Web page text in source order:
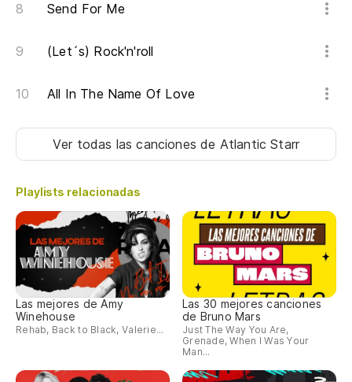
Send For Me
(Let´s) Rock'n'roll
All In The Name Of Love
Ver todas las cancionesde Atlantic Starr
Playlists relacionadas
Las mejores de Amy
Winehouse
Rehab, Back to Black, Valerie...
Las 30 mejores canciones
de Bruno Mars
Just The Way You Are,
Grenade, When I Was Your
Man...